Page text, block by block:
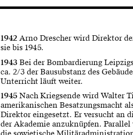
1942Arno Drescher wird Direktor
sie bis 1945.
1943Bei der Bombardierung
ca. 2/3 der Bausubstanz des
Unterricht läuft weiter.
1945Nach Kriegsende wird Walter
amerikanischen Besatzungsmacht
Direktor eingesetzt. Er versucht an
der Akademie anzuknüpfen.